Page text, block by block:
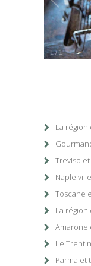
1/ 1
La
Treviso
Naple
Toscane
La région
Amarone
Le
Parma et